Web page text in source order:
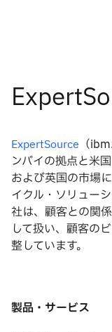
ExpertSource （
ンバイの拠点と米
および英国の市場
イクル・ソリュー
社は、顧客との関
して扱い、顧客の
整しています。
製品・サービス